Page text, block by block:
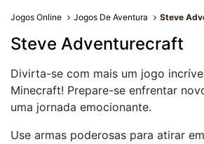
Jogos Online Jogos De Aventura Steve
Steve Adventurecraft
Divirta-se com mais um jogo
Minecraft! Prepare-se enfrentar
uma jornada emocionante.
Use armas poderosas para atirar